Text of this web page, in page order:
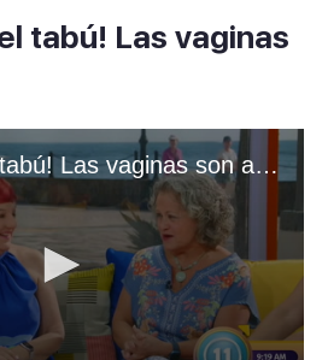
tabú! Las vaginas
¡Rompiendo el tabú! Las vaginas son ateas